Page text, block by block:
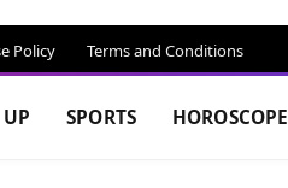
Policy Terms and Conditions
UP SPORTS HOROSCOPE